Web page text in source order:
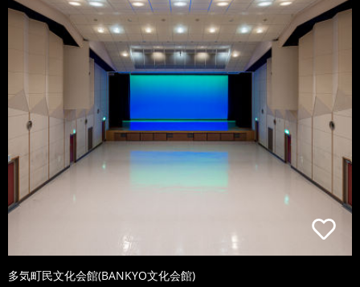
多気町民文化会館(BANKYO文化会館)